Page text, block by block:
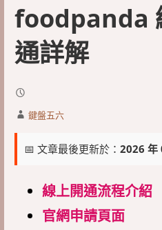
foodpanda
通詳解
鍵盤五六
📅 文章最後更新於： 2026 年
線上開通流程介紹
官網申請頁面